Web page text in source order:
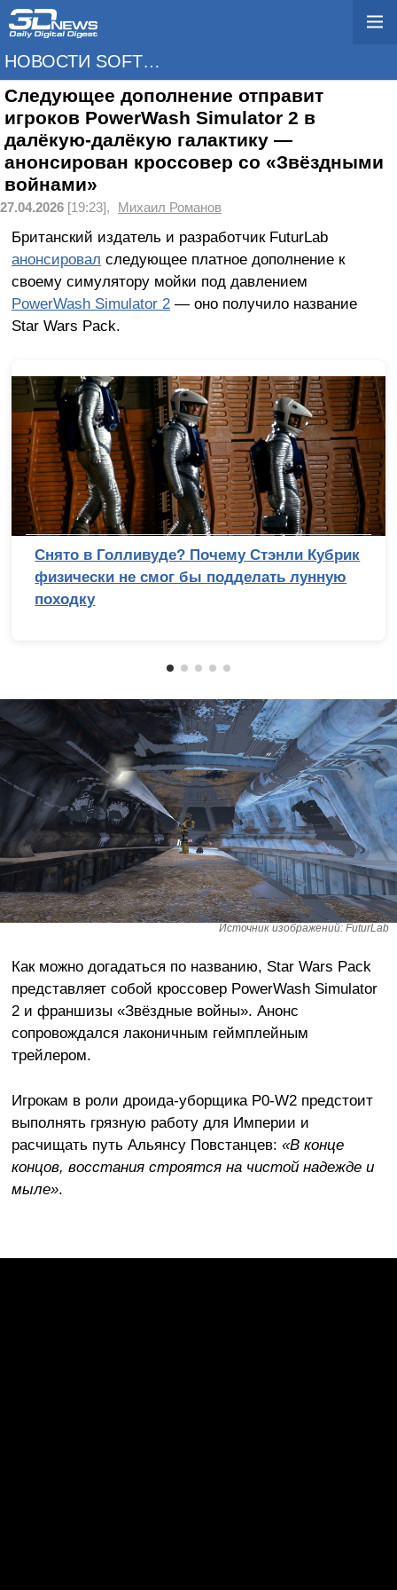
НОВОСТИ SOFTWARE
Следующее дополнение отправит
игроков PowerWash Simulator 2 в
далёкую-далёкую галактику —
анонсирован кроссовер со «Звёздными
войнами»
27.04.2026 [19:23], Михаил Романов
Британский издатель и разработчик FuturLab
анонсировал следующее платное дополнение к
своему симулятору мойки под давлением
PowerWash Simulator 2— оно получило название
Star Wars Pack.
Снято в Голливуде? Почему Стэнли Кубрик
физически не смог бы подделать лунную
походку
Источник изображений: FuturLab
Как можно догадаться по названию, Star Wars Pack
представляет собой кроссовер PowerWash Simulator
2 и франшизы «Звёздные войны». Анонс
сопровождался лаконичным геймплейным
трейлером.
Игрокам в роли дроида-уборщика P0-W2 предстоит
выполнять грязную работу для Империи и
расчищать путь Альянсу Повстанцев: «В конце
концов, восстания строятся на чистой надежде и
мыле».